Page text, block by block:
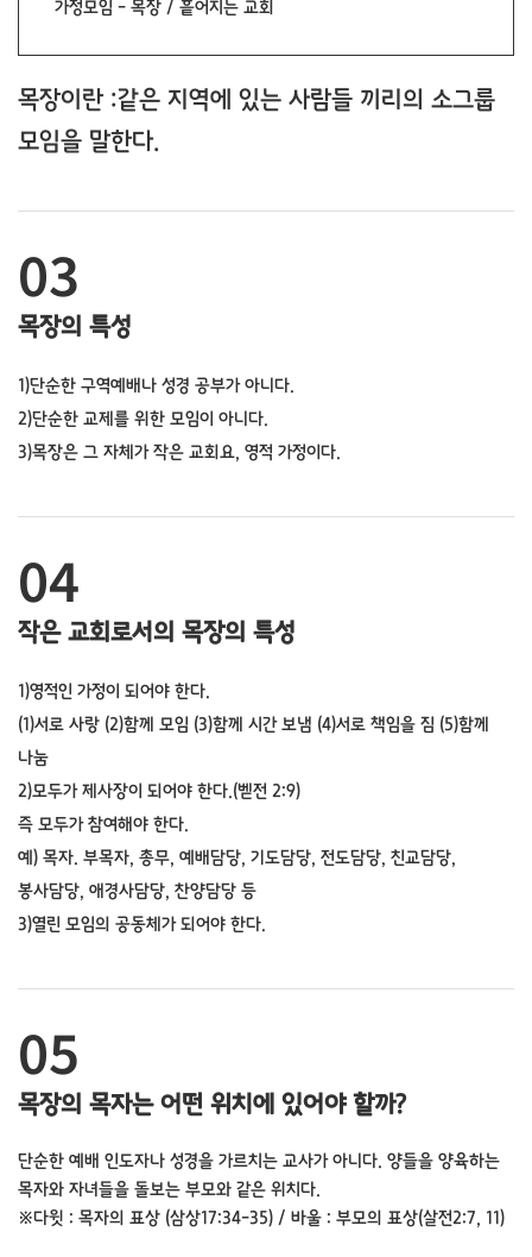
가정모임 - 목장 / 흩어지는 교회
목장이란 :같은 지역에 있는 사람들 끼리의 소그룹
모임을 말한다.
03
목장의 특성
1)단순한 구역예배나 성경 공부가 아니다.
2)단순한 교제를 위한 모임이 아니다.
3)목장은 그 자체가 작은 교회요, 영적 가정이다.
04
작은 교회로서의 목장의 특성
1)영적인 가정이 되어야 한다.
(1)서로 사랑 (2)함께 모임 (3)함께 시간 보냄 (4)서로 책임을 짐 (5)함께
나눔
2)모두가 제사장이 되어야 한다.(벧전 2:9)
즉 모두가 참여해야 한다.
예) 목자. 부목자, 총무, 예배담당, 기도담당, 전도담당, 친교담당,
봉사담당, 애경사담당, 찬양담당 등
3)열린 모임의 공동체가 되어야 한다.
05
목장의 목자는 어떤 위치에 있어야 할까?
단순한 예배 인도자나 성경을 가르치는 교사가 아니다. 양들을 양육하는
목자와 자녀들을 돌보는 부모와 같은 위치다.
※다윗 : 목자의 표상 (삼상17:34-35) / 바울 : 부모의 표상(살전2:7, 11)